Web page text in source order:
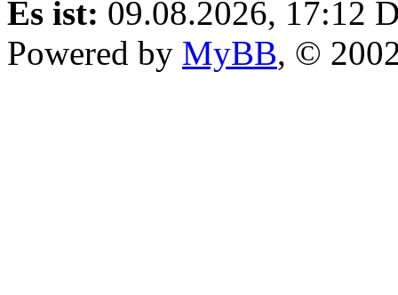
Es ist: 09.08.2026, 17:12
Powered by MyBB, ©